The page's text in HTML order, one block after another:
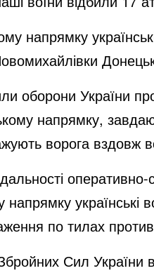
напрямку
оборони України
напрямку,
ворога вздовж
напрямку українські
по тилах
Сил України